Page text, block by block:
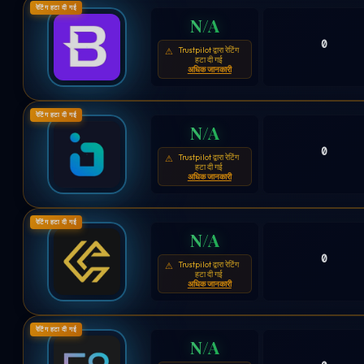
रेटिंग हटा दी गई
N/A
⚠
Trustpilot द्वारा रेटिंग
हटा दी गई
अधिक जानकारी
0
रेटिंग हटा दी गई
N/A
⚠
Trustpilot द्वारा रेटिंग
हटा दी गई
अधिक जानकारी
0
रेटिंग हटा दी गई
N/A
⚠
Trustpilot द्वारा रेटिंग
हटा दी गई
अधिक जानकारी
0
रेटिंग हटा दी गई
N/A